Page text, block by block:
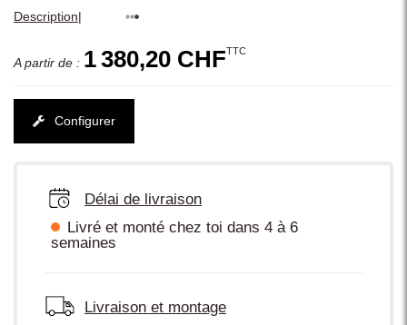
Description|
A partir de : 1 380,20 CHFTTC
Configurer
Délai de livraison
Livré et monté chez toi dans 4 à 6
semaines
Livraison et montage